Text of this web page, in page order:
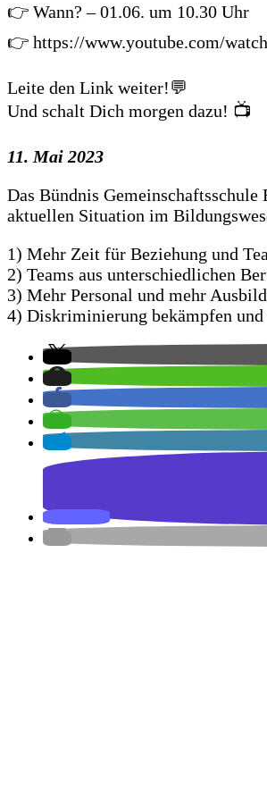
👉 Wann? – 01.06. um 10.30 Uhr
👉 https://www.youtube.com/
Leite den Link weiter!💬
Und schalt Dich morgen dazu! 📺
11. Mai 2023
Das Bündnis
aktuellen Situation im
1) Mehr Zeit für Beziehung und
2) Teams aus unterschiedlichen
3) Mehr Personal und mehr
4) Diskriminierung bekämpfen